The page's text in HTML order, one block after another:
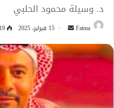
د. وسيلة محمود الحلبي
Fatma
أرسل
إلكترونيا
15 فبراير، 2025